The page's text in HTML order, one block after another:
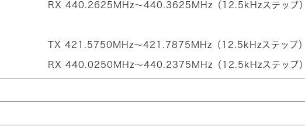
RX 440.2625MHz～440.3625MHz（12.5kHzステップ）
TX 421.5750MHz～421.7875MHz（12.5kHzステップ）
RX 440.0250MHz～440.2375MHz（12.5kHzステップ）